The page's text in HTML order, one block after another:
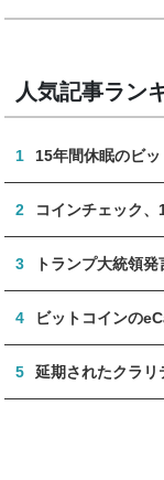
人気記事ラン
1 15年間休眠のビ
2 コインチェック
3 トランプ大統領
4 ビットコインの
5 延期されたクラ